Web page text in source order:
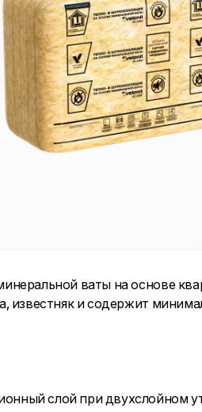
ваты на основе
известняк и содержит
слой при двухслойном